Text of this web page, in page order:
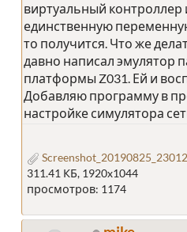
виртуальный контроллер
единственную
то получится. Что же
давно написал эмулятор
платформы Z031. Ей и
Добавляю программу в
настройке симулятора
311.41 КБ, 1920x1044
просмотров: 1174